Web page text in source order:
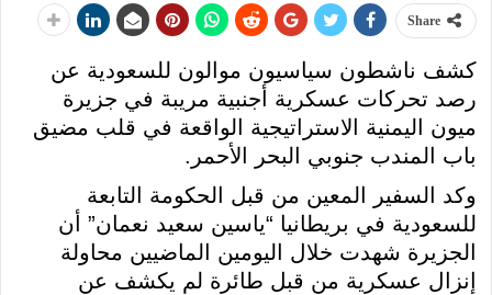
Share
كشف ناشطون سياسيون موالون للسعودية عن
رصد تحركات عسكرية أجنبية مريبة في جزيرة
ميون اليمنية الاستراتيجية الواقعة في قلب مضيق
باب المندب جنوبي البحر الأحمر.
وكد السفير المعين من قبل الحكومة التابعة
للسعودية في بريطانيا “ياسين سعيد نعمان” أن
الجزيرة شهدت خلال اليومين الماضيين محاولة
إنزال عسكرية من قبل طائرة لم يكشف عن